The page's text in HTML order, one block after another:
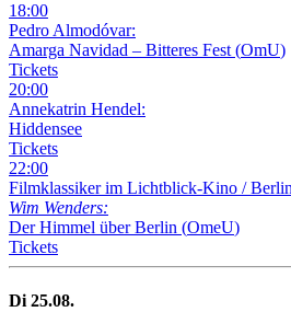
18:00
Pedro Almodóvar:
Amarga Navidad – Bitteres Fest (OmU)
Tickets
20:00
Annekatrin Hendel:
Hiddensee
Tickets
22:00
Filmklassiker im Lichtblick-Kino /
Wim Wenders:
Der Himmel über Berlin (OmeU)
Tickets
Di 25.08.